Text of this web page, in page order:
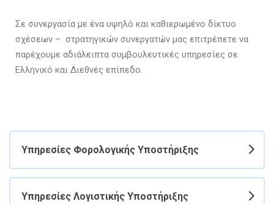
Σε συνεργασία με ένα υψηλό και καθιερωμένο δίκτυο
σχέσεων – στρατηγικών συνεργατών μας επιτρέπετε να
παρέχουμε αδιάλειπτα συμβουλευτικές υπηρεσίες σε
Ελληνικό και Διεθνές επίπεδο.
Υπηρεσίες Φορολογικής Υποστήριξης
Υπηρεσίες Λογιστικής Υποστήριξης